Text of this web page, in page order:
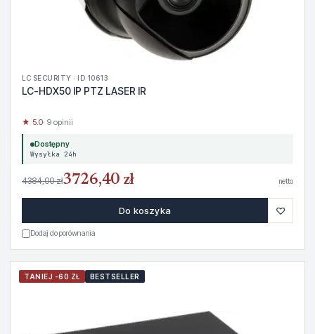
LC SECURITY · ID 10613
LC-HDX50 IP PTZ LASER IR
★ 5.0· 9 opinii
Dostępny
Wysyłka 24h
4384,00 zł3726,40 zł netto
Do koszyka ♡
Dodaj do porównania
TANIEJ -60 ZŁ BESTSELLER